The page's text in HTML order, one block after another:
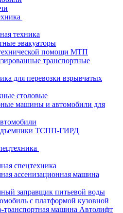
техника
эвакуаторы
помощи МТП
транспортные
для перевозки взрывчатых
столовые
машины и автомобили для
ТСПП-ГИРД
спецтехника
ассенизационная машина
заправщик питьевой воды
с платформой кузовной
транспортная машина Автолифт